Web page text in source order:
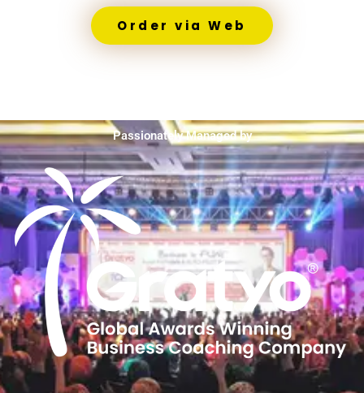
Order via Web
Passionately Managed by